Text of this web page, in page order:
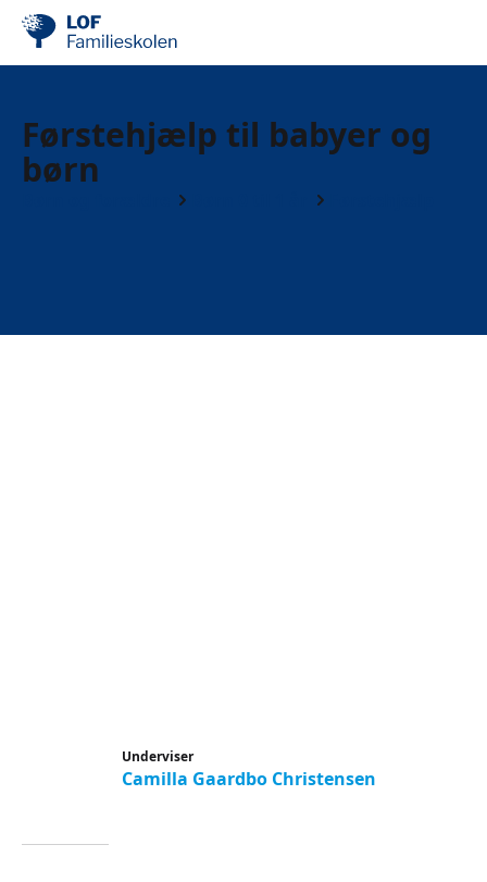
Førstehjælp til babyer og
børn
Underviser
Camilla Gaardbo Christensen